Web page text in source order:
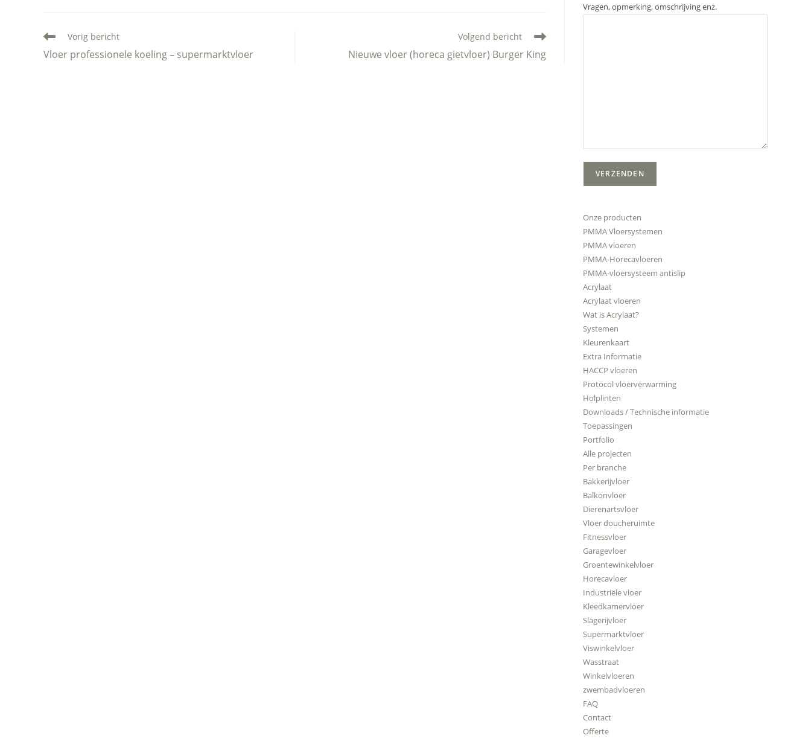
Lees
artikelen
Vorig bericht
Vloer professionele koeling – supermarktvloer
Volgend bericht
Nieuwe vloer (horeca gietvloer) Burger King
Vragen, opmerking, omschrijving enz.
Onze producten
PMMA Vloersystemen
PMMA vloeren
PMMA-Horecavloeren
PMMA-vloersysteem antislip
Acrylaat
Acrylaat vloeren
Wat is Acrylaat?
Systemen
Kleurenkaart
Extra Informatie
HACCP vloeren
Protocol vloerverwarming
Holplinten
Downloads / Technische informatie
Toepassingen
Portfolio
Alle projecten
Per branche
Bakkerijvloer
Balkonvloer
Dierenartsvloer
Vloer doucheruimte
Fitnessvloer
Garagevloer
Groentewinkelvloer
Horecavloer
Industriële vloer
Kleedkamervloer
Slagerijvloer
Supermarktvloer
Viswinkelvloer
Wasstraat
Winkelvloeren
zwembadvloeren
FAQ
Contact
Offerte